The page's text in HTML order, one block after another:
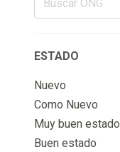
ESTADO
Nuevo
Como Nuevo
Muy buen estado
Buen estado